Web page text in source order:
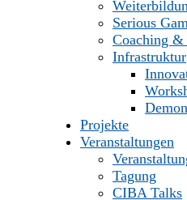
Serious
Coaching &
Infrastruktur
Projekte
Veranstaltungen
Tagung
CIBA Talks